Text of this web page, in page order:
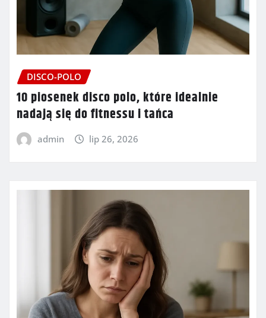
DISCO-POLO
10 piosenek disco polo, które idealnie
nadają się do fitnessu i tańca
admin lip 26, 2026